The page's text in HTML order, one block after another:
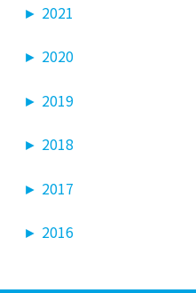
► 2021
► 2020
► 2019
► 2018
► 2017
► 2016